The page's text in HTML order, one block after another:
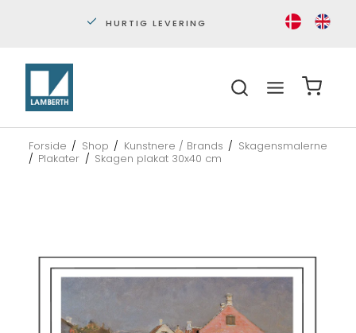
HURTIG LEVERING
Forside / Shop / Kunstnere / Brands / Skagensmalerne
/ Plakater / Skagen plakat 30x40 cm